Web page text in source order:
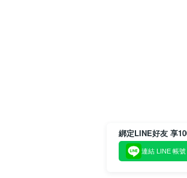
連結 LINE 帳號